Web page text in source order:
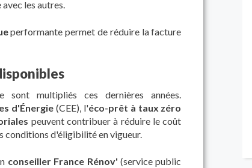
les autres.
performante permet de réduire la facture
multipliés ces dernières années.
d'Énergie (CEE), l'éco-prêt à taux zéro
peuvent contribuer à réduire le coût
conditions d'éligibilité en vigueur.
conseiller France Rénov' (service public